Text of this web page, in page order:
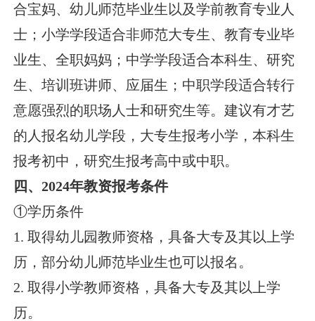
合宝妈、幼儿师范毕业生以及学前教育专业人
士；小学学段适合非师范大专生、教育专业毕
业生、全职妈妈；中学学段适合本科生、研究
生、培训班讲师、应届生；中职学段适合转行
意愿强烈的职场人士和研究生等。建议有才艺
的人报名幼儿学段，大专生报考小学，本科生
报考初中，研究生报考高中或中职。
四、2024年教资报考条件
①学历条件
1. 取得幼儿园教师资格，具备大专及其以上学
历，部分幼儿师范毕业生也可以报名。
2. 取得小学教师资格，具备大专及其以上学
历。